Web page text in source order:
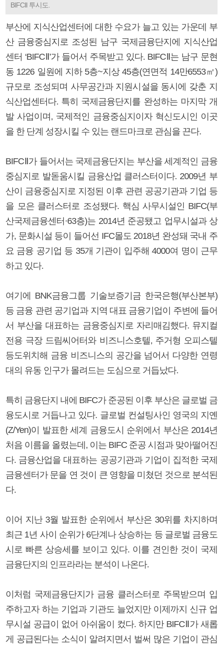
BIFCⅡ 투시도.
부산에 지식산업센터에 대한 수요가 늘고 있는 가운데 부
산 금융중심지로 조성된 남구 국제금융단지에 지식산업
센터 ‘BIFCⅡ’가 들어서 주목받고 있다. BIFCⅡ는 남구 문현
동 1226 일원에 지하 5층~지상 45층(연면적 14만6553㎡)
규모로 조성되며 사무공간과 지원시설을 동시에 갖춘 지
식산업센터다. 특히 국제금융단지를 완성하는 마지막 개
발 사업이며, 국제적인 금융중심지이자 혁신도시인 이곳
을 한 단계 성장시킬 수 있는 랜드마크로 관심을 끈다.
BIFCⅡ가 들어서는 국제금융단지는 부산을 세계적인 금융
중심지로 발돋움시킬 금융산업 클러스터이다. 2009년 부
산이 금융중심지로 지정된 이후 관련 공공기관과 기업 등
을 모은 클러스터로 조성됐다. 핵심 사무시설인 BIFC(부
산국제금융센터·63층)는 2014년 준공됐고 업무시설과 상
가, 문화시설 등이 들어선 IFC몰도 2018년 완성돼 국내 주
요 금융 공기업 등 35개 기관이 입주해 4000여 명이 근무
하고 있다.
여기에 BNK금융그룹 기술보증기금 한국은행(부산본부)
등 금융 관련 공기업과 지역 대표 금융기업이 주변에 들어
서 부산을 대표하는 금융중심지로 자리매김했다. 뮤지컬
전용 극장 드림씨어터와 비즈니스호텔, 주거형 오피스텔
등도위치해 금융 비즈니스의 공간을 넘어서 다양한 연령
대의 유동 인구가 몰려드는 도심으로 거듭났다.
특히 금융단지 내에 BIFC가 준공된 이후 부산은 글로벌 금
융도시로 거듭나고 있다. 글로벌 컨설팅사인 영국의 지옌
(Z/Yen)이 발표한 세계 금융도시 순위에서 부산은 2014년
처음 이름을 올렸는데, 이는 BIFC 준공 시점과 맞아떨어진
다. 금융산업을 대표하는 공공기관과 기업이 집적한 국제
금융센터가 문을 연 것이 큰 영향을 미쳤던 것으로 분석된
다.
이어 지난 3월 발표한 순위에서 부산은 30위를 차지하며
최근 1년 사이 순위가 6단계나 상승하는 등 글로벌 금융도
시로 빠른 상승세를 보이고 있다. 이를 견인한 것이 국제
금융단지의 인프라라는 분석이 나온다.
이처럼 국제금융단지가 금융 클러스터로 주목받으며 입
주하고자 하는 기업과 기관도 늘었지만 이제까지 신규 업
무시설 공급이 없어 아쉬움이 컸다. 하지만 BIFCⅡ가 새롭
게 공급된다는 소식이 알려지면서 벌써 많은 기업이 관심